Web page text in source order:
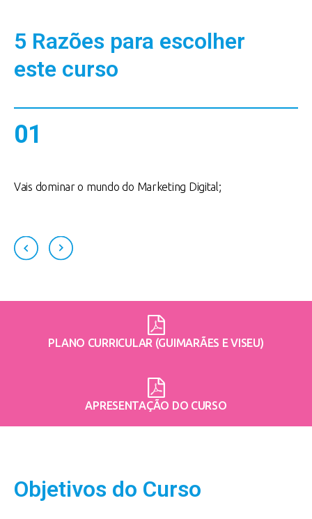
5 Razões para escolher
este curso
01
Vais dominar o mundo do Marketing Digital;
PLANO CURRICULAR (GUIMARÃES E VISEU)
APRESENTAÇÃO DO CURSO
Objetivos do Curso